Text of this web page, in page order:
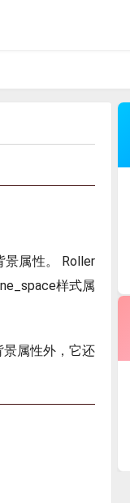
属性。 Roller
样式属
属性外，它还